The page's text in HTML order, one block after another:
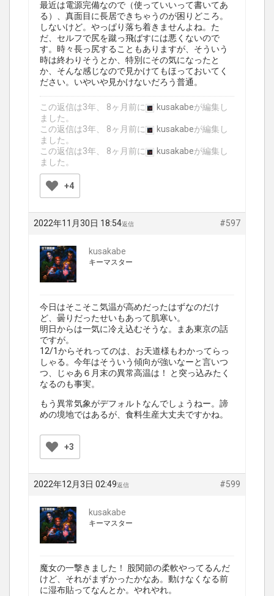
最近は電源完備なので（使っていいって書いてあ
る）、真面目に長居できちゃうのが困りどころ。
しないけど。やっぱり落ち着きませんよね。た
だ、セルフで尻を蹴っ飛ばすには悪くないので
す。時々長っ尻することもありますが、そういう
時は終わりそうとか、特別にその気になったと
か、そんな感じなので見かけてもほっておいてく
ださい。いやいや見かけないだろう普通。
この返信は3年、 8ヶ月前に kusakabeが編集し
ました。
この返信は3年、 8ヶ月前に
kusakabeが編集し
ました。
この返信は3年、 8ヶ月前に
kusakabeが編集し
ました。
+4
2022年11月30日 18:54 #597
返信
kusakabe
キーマスター
今日はそこそこ気温が高めだったはずなのだけ
ど、曇りだったせいもあって肌寒い。
明日からは一気に冷え込むそうな。まあ東京の話
ですが。
12/1からそれってのは、お天道様もわかってらっ
しゃる。今年はそういう傾向が強いなーと言いつ
つ、じゃあ６月末の異常高温は！ と突っ込みたく
なるのも事実。
もう異常気象がデフォルトなんでしょうねー。諦
めの境地ではあるが、食料生産大丈夫ですかね。
+3
2022年12月3日 02:49 #599
返信
kusakabe
キーマスター
魔女の一撃きました！ 股関節の柔軟やってるんだ
けど、それがまずかったかなあ。動けなくなる前
に湿布貼ってなんとか。やれやれ。